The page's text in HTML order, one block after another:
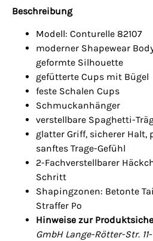
Beschreibung
Modell: Conturelle 82107
moderner Shapewear
geformte Silhouette
gefütterte Cups mit Bügel
feste Schalen Cups
Schmuckanhänger
verstellbare Spaghetti-
glatter Griff, sicherer Halt,
sanftes Trage-Gefühl
2-Fachverstellbarer
Schritt
Shapingzonen: Betonte
Straffer Po
Hinweise zur
GmbH Lange-Rötter-Str.